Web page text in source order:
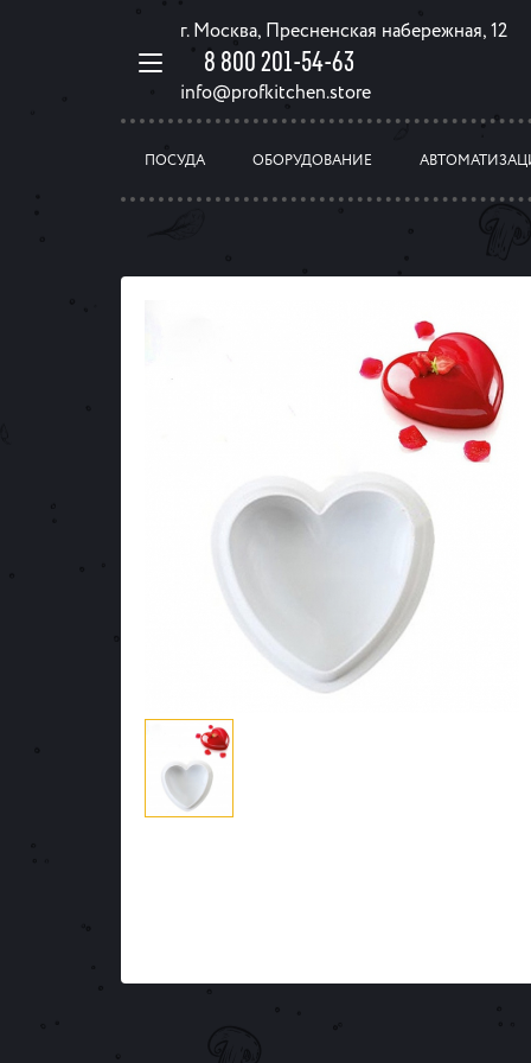
г. Москва, Пресненская набережная, 12
8 800 201-54-63
info@profkitchen.store
ПОСУДА ОБОРУДОВАНИЕ